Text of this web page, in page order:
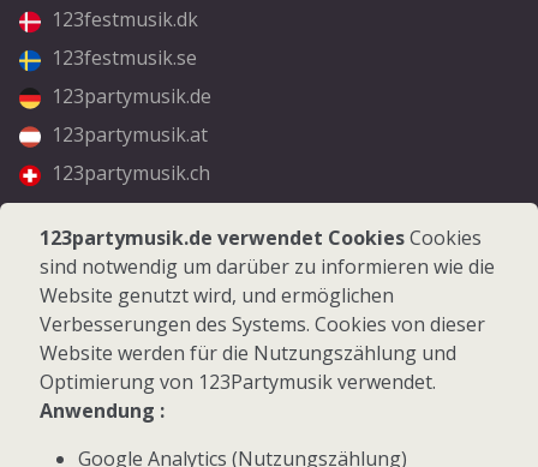
123festmusik.dk
123festmusik.se
123partymusik.de
123partymusik.at
123partymusik.ch
Folgen Sie uns
Facebook
Instagram
123partymusik.de verwendet CookiesCookies
sind notwendig um darüber zu informieren wie die
Website genutzt wird, und ermöglichen
Verbesserungen des Systems. Cookies von dieser
Website werden für die Nutzungszählung und
Optimierung von 123Partymusik verwendet.
Anwendung :
Google Analytics (Nutzungszählung)